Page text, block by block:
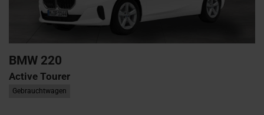
BMW 220
Active Tourer
Gebrauchtwagen